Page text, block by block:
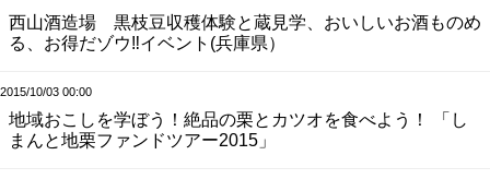
西山酒造場 黒枝豆収穫体験と蔵見学、おいしいお酒ものめ
る、お得だゾウ‼イベント(兵庫県）
2015/10/03 00:00
地域おこしを学ぼう！絶品の栗とカツオを食べよう！ 「し
まんと地栗ファンドツアー2015」